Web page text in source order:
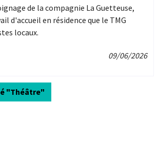
de la compagnie La Guetteuse,
d'accueil en résidence que le TMG
locaux.
09/06/2026
"Théâtre"